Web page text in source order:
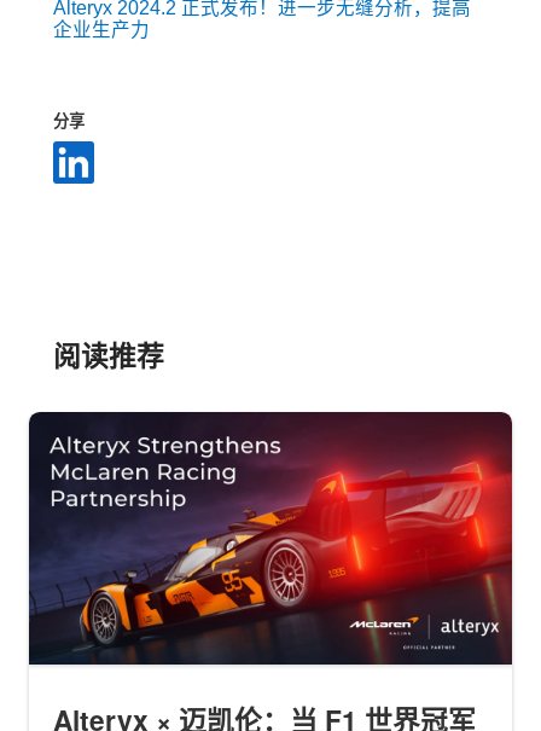
Alteryx 2024.2 正式发布！进一步无缝分析，提高
企业生产力
分享
阅读推荐
Alteryx × 迈凯伦：当 F1 世界冠军